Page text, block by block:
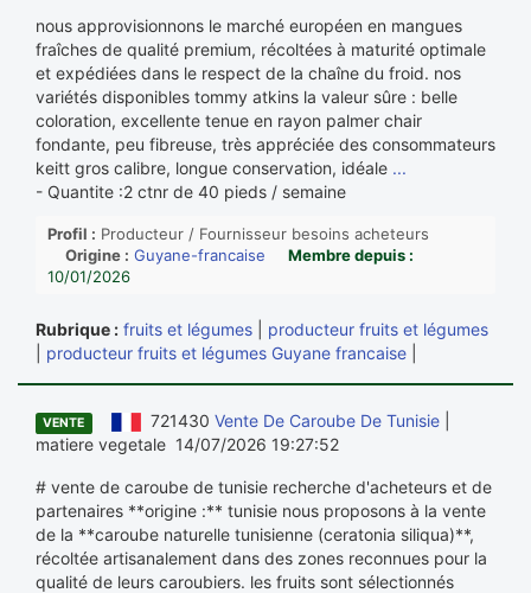
nous approvisionnons le marché européen en mangues
fraîches de qualité premium, récoltées à maturité optimale
et expédiées dans le respect de la chaîne du froid. nos
variétés disponibles tommy atkins la valeur sûre : belle
coloration, excellente tenue en rayon palmer chair
fondante, peu fibreuse, très appréciée des consommateurs
keitt gros calibre, longue conservation, idéale ...
- Quantite :2 ctnr de 40 pieds / semaine
Profil : Producteur / Fournisseur besoins acheteurs
Origine : Guyane-francaise
Membre depuis :
10/01/2026
Rubrique : fruits et légumes
producteur fruits et légumes
producteur fruits et légumes Guyane francaise
VENTE 721430 Vente De Caroube De Tunisie|
matiere vegetale 14/07/2026 19:27:52
# vente de caroube de tunisie recherche d'acheteurs et de
partenaires **origine :** tunisie nous proposons à la vente
de la **caroube naturelle tunisienne (ceratonia siliqua)**,
récoltée artisanalement dans des zones reconnues pour la
qualité de leurs caroubiers. les fruits sont sélectionnés